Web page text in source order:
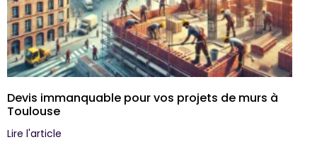
Devis immanquable pour vos projets de murs à
Toulouse
Lire l'article